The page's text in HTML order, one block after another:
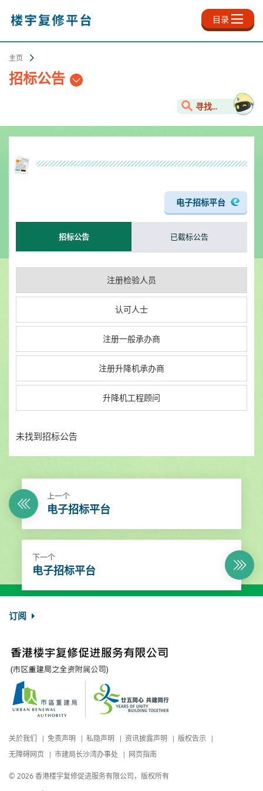
内
目录
主页
招标公告
寻找...
招标公告 已截标公告
电子招标平台
注册检验人员
认可人士
注册一般承办商
注册升降机承办商
升降机工程顾问
未找到招标公告
上一个
电子招标平台
下一个
电子招标平台
订阅
关於我们 免责声明 私隐声明 资讯披露声明
版权告示
无障碍网页
市建局长沙湾办事处 网页指南
© 2026 香港楼宇复修促进服务有限公司，版权所有